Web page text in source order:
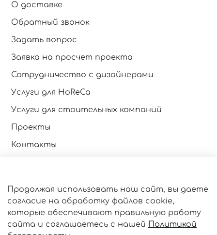
О доставке
Обратный звонок
Задать вопрос
Заявка на просчет проекта
Сотрудничество с дизайнерами
Услуги для HoReCa
Услуги для стоительных компаний
Проекты
Контакты
Оферта и политика конфиденциальности
Пользовательское соглашение
Личный кабинет
Продолжая использовать наш сайт, вы даете
согласие на обработку файлов cookie,
которые обеспечивают правильную работу
сайта и соглашаетесь с нашей Политикой